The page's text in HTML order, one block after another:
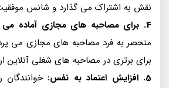
نقش به اشتراک می گذارد و شانس
4. برای مصاحبه های مجازی آماده می شود:
منحصر به فرد مصاحبه های مجازی می
برای برتری در مصاحبه های شغلی آنلاین
5. افزایش اعتماد به نفس: